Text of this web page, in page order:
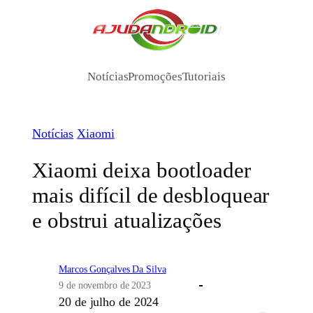
/
NotíciasPromoçõesTutoriais
Notícias Xiaomi
Xiaomi deixa bootloader
mais difícil de desbloquear
e obstrui atualizações
Marcos Gonçalves Da Silva
9 de novembro de 2023
20 de julho de 2024